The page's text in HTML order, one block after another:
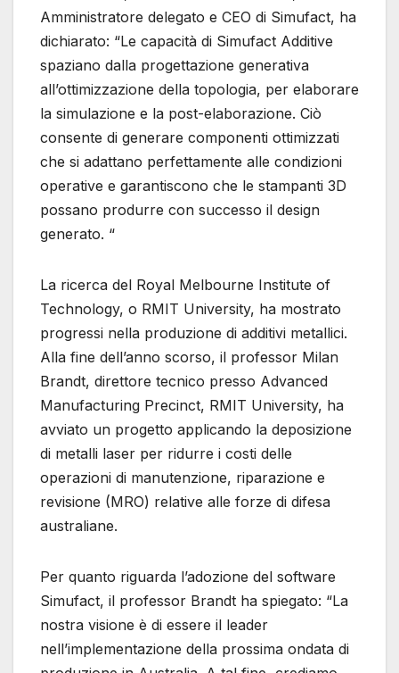
Amministratore delegato e CEO di Simufact, ha
dichiarato: “Le capacità di Simufact Additive
spaziano dalla progettazione generativa
all’ottimizzazione della topologia, per elaborare
la simulazione e la post-elaborazione. Ciò
consente di generare componenti ottimizzati
che si adattano perfettamente alle condizioni
operative e garantiscono che le stampanti 3D
possano produrre con successo il design
generato. “
La ricerca del Royal Melbourne Institute of
Technology, o RMIT University, ha mostrato
progressi nella produzione di additivi metallici.
Alla fine dell’anno scorso, il professor Milan
Brandt, direttore tecnico presso Advanced
Manufacturing Precinct, RMIT University, ha
avviato un progetto applicando la deposizione
di metalli laser per ridurre i costi delle
operazioni di manutenzione, riparazione e
revisione (MRO) relative alle forze di difesa
australiane.
Per quanto riguarda l’adozione del software
Simufact, il professor Brandt ha spiegato: “La
nostra visione è di essere il leader
nell’implementazione della prossima ondata di